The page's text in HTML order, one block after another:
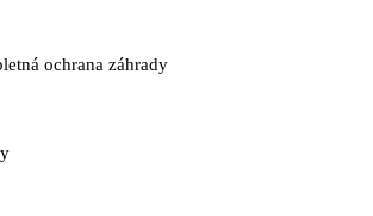
ochrana záhrady